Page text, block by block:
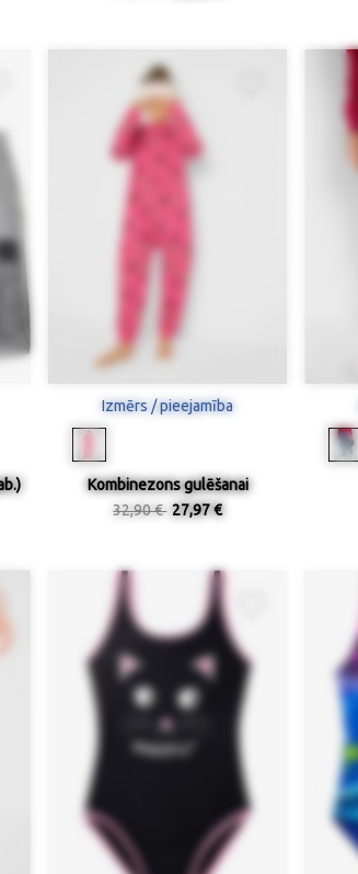
Izmērs / pieejamība
Kombinezons gulēšanai
32,90 € 27,97 €